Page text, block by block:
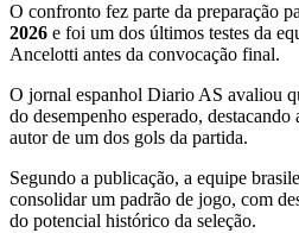
O confronto fez parte da preparação
2026 e foi um dos últimos testes da
Ancelotti antes da convocação final.
O jornal espanhol Diario AS avaliou
do desempenho esperado,
autor de um dos gols da partida.
Segundo a publicação, a equipe
consolidar um padrão de jogo, com
do potencial histórico da seleção.